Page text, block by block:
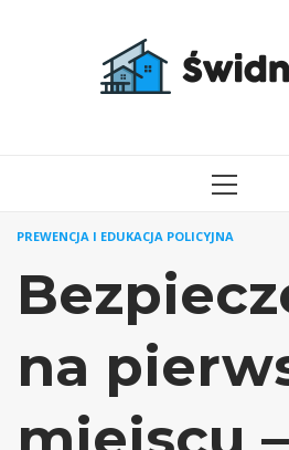
PRIMARY
PREWENCJA I EDUKACJA POLICYJNA
na